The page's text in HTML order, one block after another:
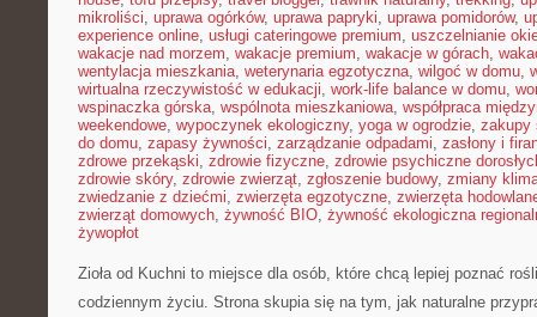
mikroliści, uprawa ogórków, uprawa papryki, uprawa pomidorów,
experience online, usługi cateringowe premium, uszczelnianie
wakacje nad morzem, wakacje premium, wakacje w górach,
wentylacja mieszkania, weterynaria egzotyczna, wilgoć w domu,
wirtualna rzeczywistość w edukacji, work-life balance w domu,
wspinaczka górska, wspólnota mieszkaniowa, współpraca
weekendowe, wypoczynek ekologiczny, yoga w ogrodzie, zakupy
do domu, zapasy żywności, zarządzanie odpadami, zasłony i
zdrowe przekąski, zdrowie fizyczne, zdrowie psychiczne
zdrowie skóry, zdrowie zwierząt, zgłoszenie budowy, zmiany
zwiedzanie z dziećmi, zwierzęta egzotyczne, zwierzęta
zwierząt domowych, żywność BIO, żywność ekologiczna
żywopłot
Zioła od Kuchni to miejsce dla osób, które chcą lepiej poznać
codziennym życiu. Strona skupia się na tym, jak naturalne